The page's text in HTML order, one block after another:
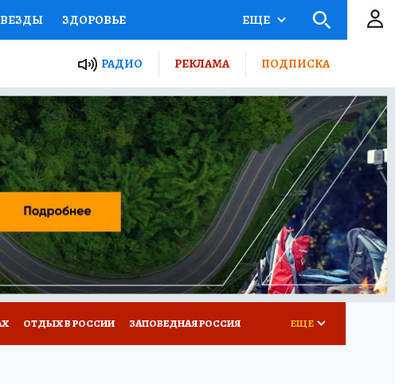
ЗДОРОВЬЕ
РОССИИ
СЕКРЕТЫ ПУТЕВОДИТЕЛЬ
ЖЕЛЕЗА ТУРИЗМ
ГИД ПОТРЕБИТЕЛЯ ВСЕ О КП
ЕЩЕ
РАДИО РЕКЛАМА ПОДПИСКА
ОТДЫХ В РОССИИ ЗАПОВЕДНАЯ РОССИЯ ЕЩЕ